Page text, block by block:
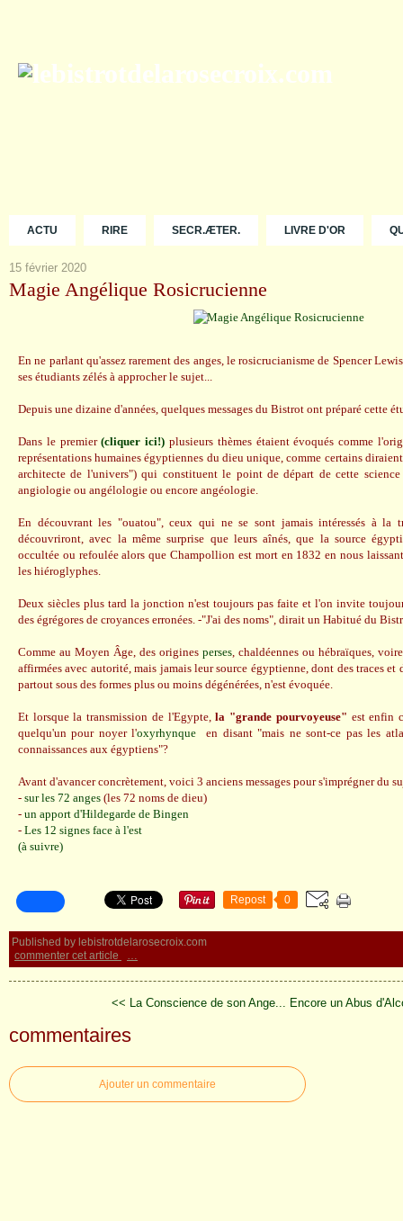
ACTU RIRE SECR.ÆTER. LIVRE D'OR
15 février 2020
Magie Angélique Rosicrucienne
En ne parlant qu'assez rarement des anges, le rosicrucianisme de Spencer
ses étudiants zélés à approcher le sujet...
Depuis une dizaine d'années, quelques messages du Bistrot ont préparé cette
Dans le premier(cliquer ici!) plusieurs thèmes étaient évoqués comme
représentations humaines égyptiennes du dieu unique, comme certains
architecte de l'univers") qui constituent le point de départ de cette science
angiologie ou angélologie ou encore angéologie.
En découvrant les "ouatou", ceux qui ne se sont jamais intéressés à la
découvriront, avec la même surprise que leurs aînés, que la source
occultée ou refoulée alors que Champollion est mort en 1832 en nous
les hiéroglyphes.
Deux siècles plus tard la jonction n'est toujours pas faite et l'on invite
des égrégores de croyances erronées. -"J'ai des noms", dirait un Habitué du
Comme au Moyen Âge, des origines perses, chaldéennes ou hébraïques,
affirmées avec autorité, mais jamais leur source égyptienne, dont des traces
partout sous des formes plus ou moins dégénérées, n'est évoquée.
Et lorsque la transmission de l'Egypte,la "grande pourvoyeuse" est enfin
quelqu'un pour noyer l'oxyrhynque en disant "mais ne sont-ce pas les
connaissances aux égyptiens"?
Avant d'avancer concrètement, voici 3 anciens messages pour s'imprégner du
- sur les 72 anges (les 72 noms de dieu)
- un apport d'Hildegarde de Bingen
- Les 12 signes face à l'est
(à suivre)
Repost 0
Published by lebistrotdelarosecroix.com
commenter cet article
…
<< La Conscience de son Ange... Encore un Abus
commentaires
Ajouter un commentaire